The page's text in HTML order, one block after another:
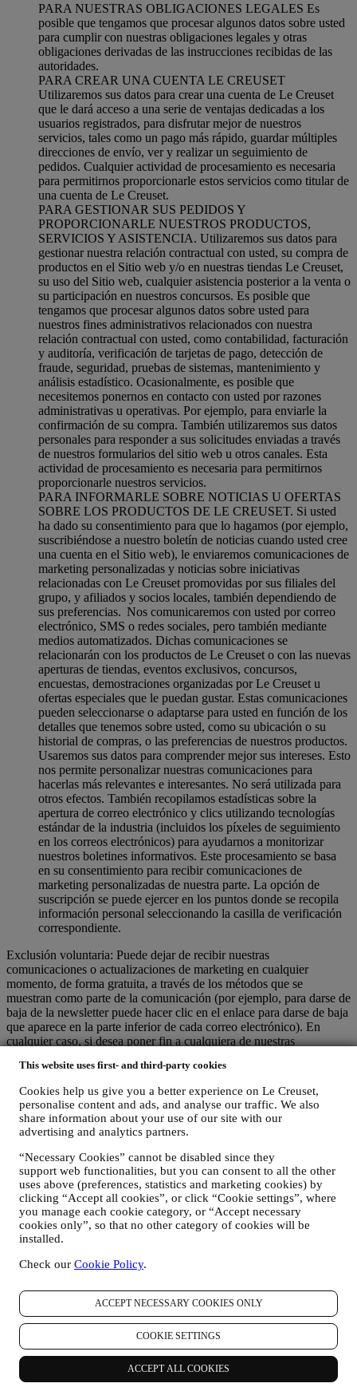
This website uses first- and third-party cookies
Cookies help us give you a better experience on Le Creuset,
personalise content and ads, and analyse our traffic. We also
share information about your use of our site with our
advertising and analytics partners.
“Necessary Cookies” cannot be disabled since they
support web functionalities, but you can consent to all the other
uses above (preferences, statistics and marketing cookies) by
clicking “Accept all cookies”, or click “Cookie settings”, where
you manage each cookie category, or “Accept necessary
cookies only”, so that no other category of cookies will be
installed.
Check our Cookie Policy.
ACCEPT NECESSARY COOKIES ONLY
COOKIE SETTINGS
ACCEPT ALL COOKIES
PARA NUESTRAS OBLIGACIONES LEGALES Es
posible que tengamos que procesar algunos datos sobre usted
para cumplir con nuestras obligaciones legales y otras
obligaciones derivadas de las instrucciones recibidas de las
autoridades.
PARA CREAR UNA CUENTA LE CREUSET
Utilizaremos sus datos para crear una cuenta de Le Creuset
que le dará acceso a una serie de ventajas dedicadas a los
usuarios registrados, para disfrutar mejor de nuestros
servicios, tales como un pago más rápido, guardar múltiples
direcciones de envío, ver y realizar un seguimiento de
pedidos. Cualquier actividad de procesamiento es necesaria
para permitirnos proporcionarle estos servicios como titular de
una cuenta de Le Creuset.
PARA GESTIONAR SUS PEDIDOS Y
PROPORCIONARLE NUESTROS PRODUCTOS,
SERVICIOS Y ASISTENCIA. Utilizaremos sus datos para
gestionar nuestra relación contractual con usted, su compra de
productos en el Sitio web y/o en nuestras tiendas Le Creuset,
su uso del Sitio web, cualquier asistencia posterior a la venta o
su participación en nuestros concursos. Es posible que
tengamos que procesar algunos datos sobre usted para
nuestros fines administrativos relacionados con nuestra
relación contractual con usted, como contabilidad, facturación
y auditoría, verificación de tarjetas de pago, detección de
fraude, seguridad, pruebas de sistemas, mantenimiento y
análisis estadístico. Ocasionalmente, es posible que
necesitemos ponernos en contacto con usted por razones
administrativas u operativas. Por ejemplo, para enviarle la
confirmación de su compra. También utilizaremos sus datos
personales para responder a sus solicitudes enviadas a través
de nuestros formularios del sitio web u otros canales. Esta
actividad de procesamiento es necesaria para permitirnos
proporcionarle nuestros servicios.
PARA INFORMARLE SOBRE NOTICIAS U OFERTAS
SOBRE LOS PRODUCTOS DE LE CREUSET. Si usted
ha dado su consentimiento para que lo hagamos (por ejemplo,
suscribiéndose a nuestro boletín de noticias cuando usted cree
una cuenta en el Sitio web), le enviaremos comunicaciones de
marketing personalizadas y noticias sobre iniciativas
relacionadas con Le Creuset promovidas por sus filiales del
grupo, y afiliados y socios locales, también dependiendo de
sus preferencias. Nos comunicaremos con usted por correo
electrónico, SMS o redes sociales, pero también mediante
medios automatizados. Dichas comunicaciones se
relacionarán con los productos de Le Creuset o con las nuevas
aperturas de tiendas, eventos exclusivos, concursos,
encuestas, demostraciones organizadas por Le Creuset u
ofertas especiales que le puedan gustar. Estas comunicaciones
pueden seleccionarse o adaptarse para usted en función de los
detalles que tenemos sobre usted, como su ubicación o su
historial de compras, o las preferencias de nuestros productos.
Usaremos sus datos para comprender mejor sus intereses. Esto
nos permite personalizar nuestras comunicaciones para
hacerlas más relevantes e interesantes. No será utilizada para
otros efectos. También recopilamos estadísticas sobre la
apertura de correo electrónico y clics utilizando tecnologías
estándar de la industria (incluidos los píxeles de seguimiento
en los correos electrónicos) para ayudarnos a monitorizar
nuestros boletines informativos. Este procesamiento se basa
en su consentimiento para recibir comunicaciones de
marketing personalizadas de nuestra parte. La opción de
suscripción se puede ejercer en los puntos donde se recopila
información personal seleccionando la casilla de verificación
correspondiente.
Exclusión voluntaria: Puede dejar de recibir nuestras
comunicaciones o actualizaciones de marketing en cualquier
momento, de forma gratuita, a través de los métodos que se
muestran como parte de la comunicación (por ejemplo, para darse de
baja de la newsletter puede hacer clic en el enlace para darse de baja
que aparece en la parte inferior de cada correo electrónico). En
cualquier caso, si desea poner fin a cualquiera de nuestras
privacy@lecreuset.com. Procesaremos su exclusión lo antes posible,
pero en algunas circunstancias puede recibir algunos mensajes más
hasta que la exclusión se procese por completo.Por favor,
recuerde que no pasamos ni vendemos sus datos de contacto y
otros datos personales a otras empresas para sus fines de
En caso de que haya comprado uno de nuestros productos, podemos
enviar un correo electrónico solicitando la opinión sobre sus
productos. Estamos interesados en las opiniones de los productos de
nuestros clientes (si desean proporcionar dicha información) para
mejorar constantemente nuestros productos y servicios. Al final del
proceso de compra, también podemos invitarle a escribir su opinión
enviarla o no.
REORIENTACIÓN / ADAPTACIÓN DE NUESTRAS
OFERTAS Y MEJORA DE LA EXPERIENCIA DEL
CLIENTE Nos gustaría utilizar sus datos para adaptar
nuestros servicios y ofertas a sus necesidades y preferencias
para proporcionarle una experiencia de cliente personalizada
de Le Creuset. Lo haremos analizando sus hábitos o intereses,
por ejemplo, en relación con los productos más vistos, su